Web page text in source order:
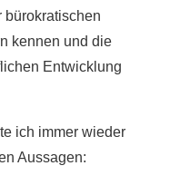
bürokratischen
kennen und die
Entwicklung
ich immer wieder
Aussagen: